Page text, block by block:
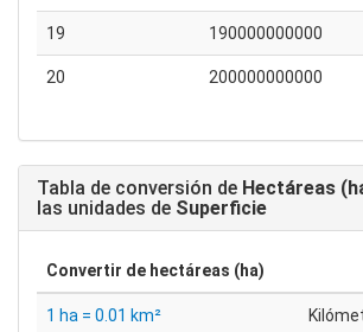
19 190000000000
20 200000000000
Tabla de conversión de Hectáreas
las unidades de Superficie
Convertir de hectáreas (ha)
1 ha = 0.01 km²